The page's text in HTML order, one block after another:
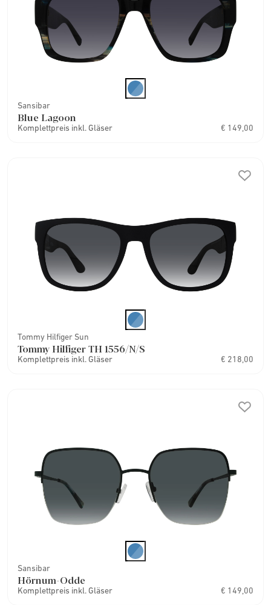
Sansibar
Blue Lagoon
Komplettpreis inkl. Gläser € 149,00
Tommy Hilfiger Sun
Tommy Hilfiger TH 1556/N/S
Komplettpreis inkl. Gläser € 218,00
Sansibar
Hörnum-Odde
Komplettpreis inkl. Gläser € 149,00